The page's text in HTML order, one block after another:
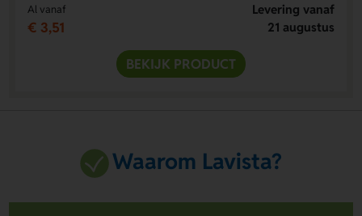
Al vanaf
€ 3,51
Levering vanaf
21 augustus
BEKIJK PRODUCT
Waarom Lavista?